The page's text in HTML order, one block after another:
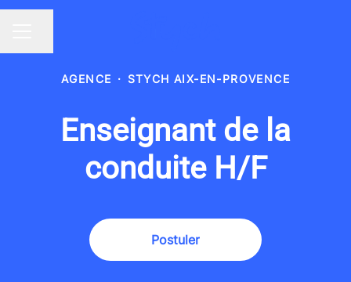
AGENCE · STYCH AIX-EN-PROVENCE
Enseignant de la
conduite H/F
Postuler